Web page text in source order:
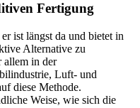
Fertigung
ist längst da und bietet in
Alternative zu
allem in der
Luft- und
diese Methode.
Weise, wie sich die